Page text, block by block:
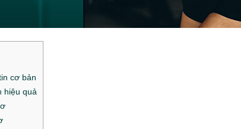
cơ bản
hiệu quả